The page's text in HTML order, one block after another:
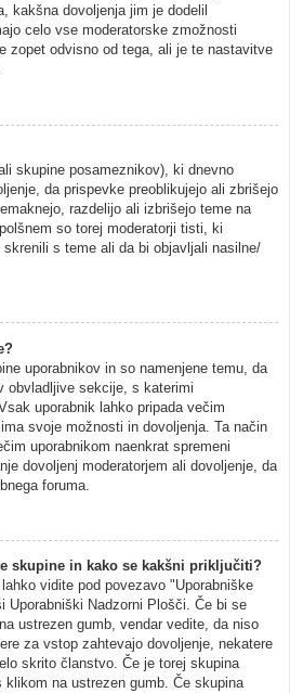
kakšna dovoljenja jim je dodelil
celo vse moderatorske zmožnosti
zopet odvisno od tega, ali je te nastavitve
skupine posameznikov), ki dnevno
da prispevke preoblikujejo ali zbrišejo
razdelijo ali izbrišejo teme na
so torej moderatorji tisti, ki
s teme ali da bi objavljali nasilne/
uporabnikov in so namenjene temu, da
obvladljive sekcije, s katerimi
uporabnik lahko pripada večim
svoje možnosti in dovoljenja. Ta način
uporabnikom naenkrat spremeni
dovoljenj moderatorjem ali dovoljenje, da
foruma.
skupine in kako se kakšni priključiti?
vidite pod povezavo "Uporabniške
Uporabniški Nadzorni Plošči. Če bi se
ustrezen gumb, vendar vedite, da niso
za vstop zahtevajo dovoljenje, nekatere
skrito članstvo. Če je torej skupina
na ustrezen gumb. Če skupina